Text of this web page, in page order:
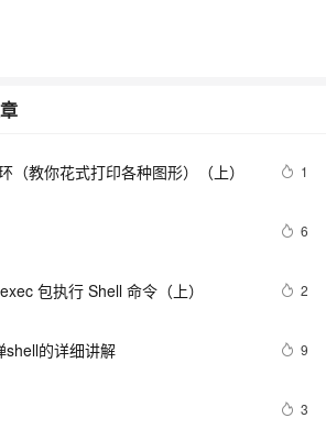
（教你花式打印各种图形）（上） 1
6
包执行 Shell 命令（上） 2
shell的详细讲解 9
3